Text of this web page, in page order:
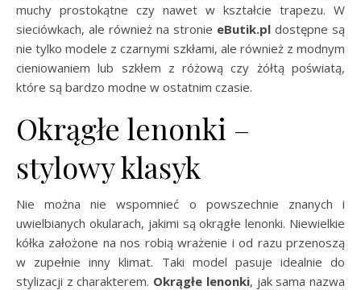
muchy prostokątne czy nawet w kształcie trapezu. W
sieciówkach, ale również na stronie eButik.pl dostępne są
nie tylko modele z czarnymi szkłami, ale również z modnym
cieniowaniem lub szkłem z różową czy żółtą poświatą,
które są bardzo modne w ostatnim czasie.
Okrągłe lenonki –
stylowy klasyk
Nie można nie wspomnieć o powszechnie znanych i
uwielbianych okularach, jakimi są okrągłe lenonki. Niewielkie
kółka założone na nos robią wrażenie i od razu przenoszą
w zupełnie inny klimat. Taki model pasuje idealnie do
stylizacji z charakterem. Okrągłe lenonki, jak sama nazwa